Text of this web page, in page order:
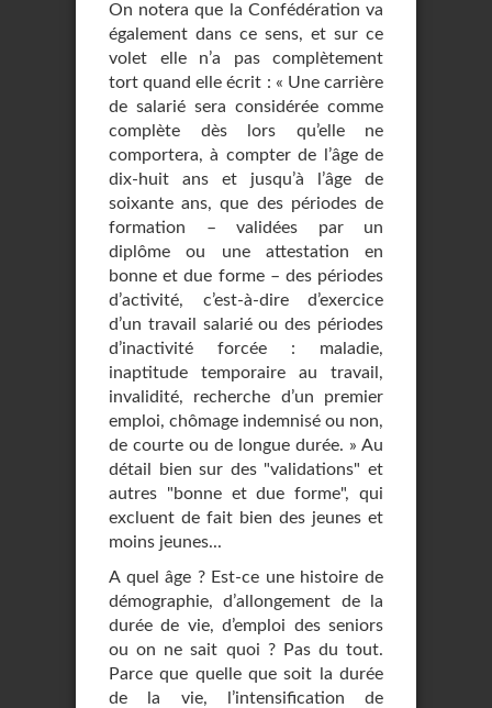
On notera que la Confédération va
également dans ce sens, et sur ce
volet elle n’a pas complètement
tort quand elle écrit : « Une carrière
de salarié sera considérée comme
complète dès lors qu’elle ne
comportera, à compter de l’âge de
dix-huit ans et jusqu’à l’âge de
soixante ans, que des périodes de
formation – validées par un
diplôme ou une attestation en
bonne et due forme – des périodes
d’activité, c’est-à-dire d’exercice
d’un travail salarié ou des périodes
d’inactivité forcée : maladie,
inaptitude temporaire au travail,
invalidité, recherche d’un premier
emploi, chômage indemnisé ou non,
de courte ou de longue durée. » Au
détail bien sur des "validations" et
autres "bonne et due forme", qui
excluent de fait bien des jeunes et
moins jeunes...
A quel âge ? Est-ce une histoire de
démographie, d’allongement de la
durée de vie, d’emploi des seniors
ou on ne sait quoi ? Pas du tout.
Parce que quelle que soit la durée
de la vie, l’intensification de